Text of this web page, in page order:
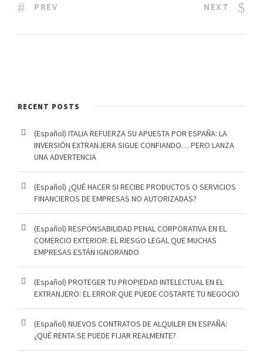
PREV NEXT
RECENT POSTS
(Español) ITALIA REFUERZA SU APUESTA POR ESPAÑA: LA
INVERSIÓN EXTRANJERA SIGUE CONFIANDO… PERO LANZA
UNA ADVERTENCIA
(Español) ¿QUÉ HACER SI RECIBE PRODUCTOS O SERVICIOS
FINANCIEROS DE EMPRESAS NO AUTORIZADAS?
(Español) RESPONSABILIDAD PENAL CORPORATIVA EN EL
COMERCIO EXTERIOR: EL RIESGO LEGAL QUE MUCHAS
EMPRESAS ESTÁN IGNORANDO
(Español) PROTEGER TU PROPIEDAD INTELECTUAL EN EL
EXTRANJERO: EL ERROR QUE PUEDE COSTARTE TU NEGOCIO
(Español) NUEVOS CONTRATOS DE ALQUILER EN ESPAÑA:
¿QUÉ RENTA SE PUEDE FIJAR REALMENTE?